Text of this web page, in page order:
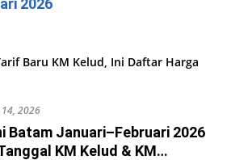
2026
2026
Batam Januari–Februari 2026
KM Kelud & KM